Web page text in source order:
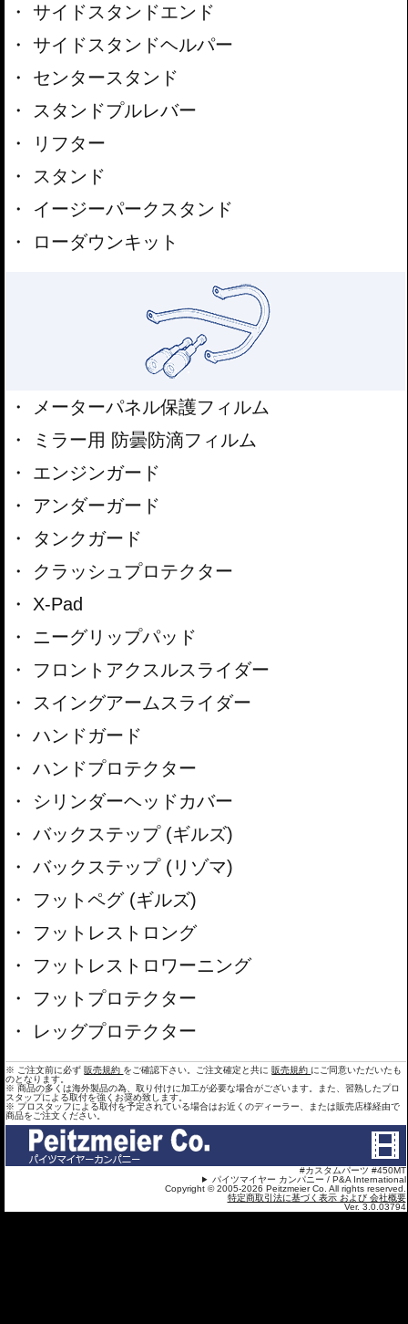
サイドスタンドエンド
サイドスタンドヘルパー
センタースタンド
スタンドプルレバー
リフター
スタンド
イージーパークスタンド
ローダウンキット
メーターパネル保護フィルム
ミラー用 防曇防滴フィルム
エンジンガード
アンダーガード
タンクガード
クラッシュプロテクター
X-Pad
ニーグリップパッド
フロントアクスルスライダー
スイングアームスライダー
ハンドガード
ハンドプロテクター
シリンダーヘッドカバー
バックステップ (ギルズ)
バックステップ (リゾマ)
フットペグ (ギルズ)
フットレストロング
フットレストロワーニング
フットプロテクター
レッグプロテクター
※ ご注文前に必ず 販売規約 をご確認下さい。ご注文確定と共に 販売規約 にご同意いただいたも
のとなります。
※ 商品の多くは海外製品の為、取り付けに加工が必要な場合がございます。また、習熟したプロ
スタップによる取付を強くお奨め致します。
※ プロスタッフによる取付を予定されている場合はお近くのディーラー、または販売店様経由で
商品をご注文ください。
#カスタムパーツ #450MT
パイツマイヤー カンパニー / P&A International
Copyright © 2005-2026 Peitzmeier Co. All rights reserved.
特定商取引法に基づく表示 および 会社概要
Ver. 3.0.03794